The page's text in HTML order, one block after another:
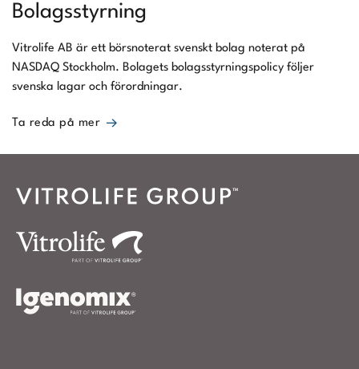
Bolagsstyrning
Vitrolife AB är ett börsnoterat svenskt bolag noterat på
NASDAQ Stockholm. Bolagets bolagsstyrningspolicy följer
svenska lagar och förordningar.
Ta reda på mer